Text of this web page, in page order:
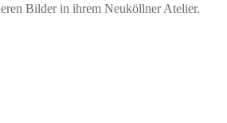
Bilder in ihrem Neuköllner Atelier.